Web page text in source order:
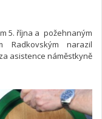
5. října a požehnaným
Radkovským narazil
asistence náměstkyně